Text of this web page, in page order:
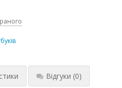
Відгуки (0)